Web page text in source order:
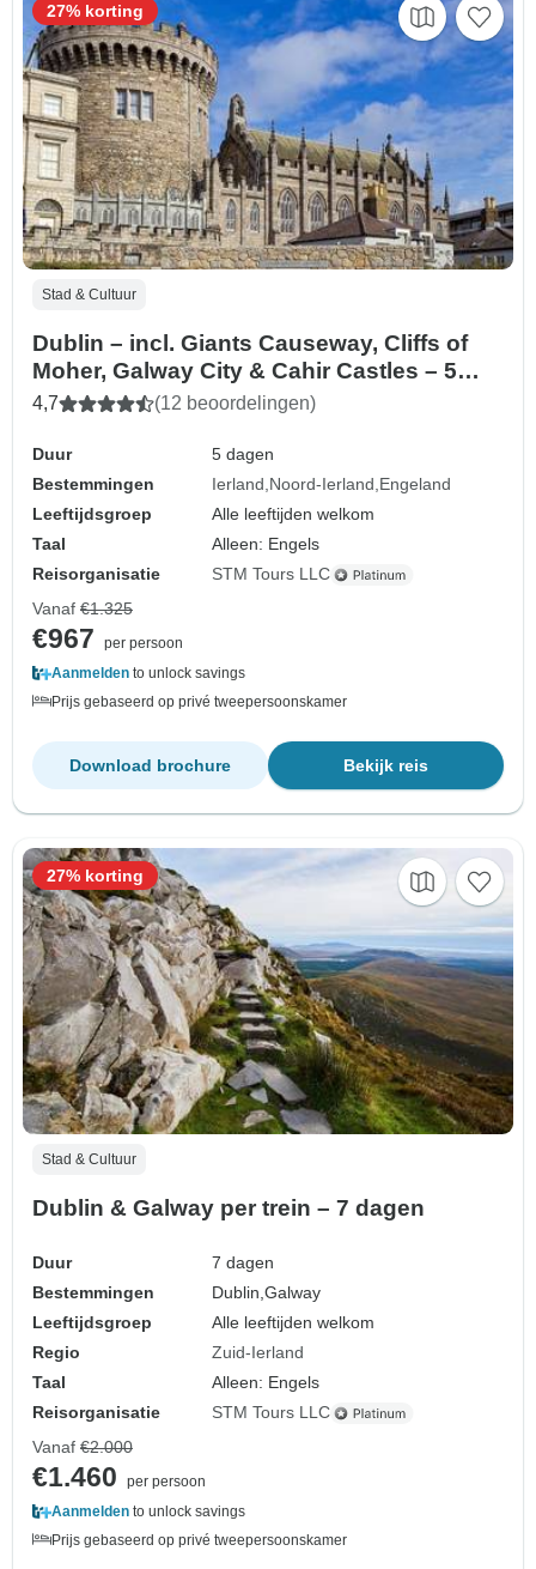
Stad & Cultuur
Dublin – incl. Giants Causeway, Cliffs of
Moher, Galway City & Cahir Castles – 5
dagen
4,7 (12 beoordelingen)
Duur
5 dagen
Bestemmingen
Ierland Noord-Ierland Engeland
Leeftijdsgroep
Alle leeftijden welkom
Taal
Alleen: Engels
Reisorganisatie
STM Tours LLC
27% korting
Vanaf €1.325
€967
per persoon
Aanmelden to unlock savings
Prijs gebaseerd op privé tweepersoonskamer
Bekijk reis
Download brochure
Stad & Cultuur
Dublin & Galway per trein – 7 dagen
Duur
7 dagen
Bestemmingen
Dublin,Galway
Leeftijdsgroep
Alle leeftijden welkom
Regio
Zuid-Ierland
Taal
Alleen: Engels
Reisorganisatie
STM Tours LLC
27% korting
Vanaf €2.000
€1.460
per persoon
Aanmelden to unlock savings
Prijs gebaseerd op privé tweepersoonskamer